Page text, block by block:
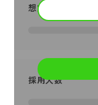
想定年収
採用人数